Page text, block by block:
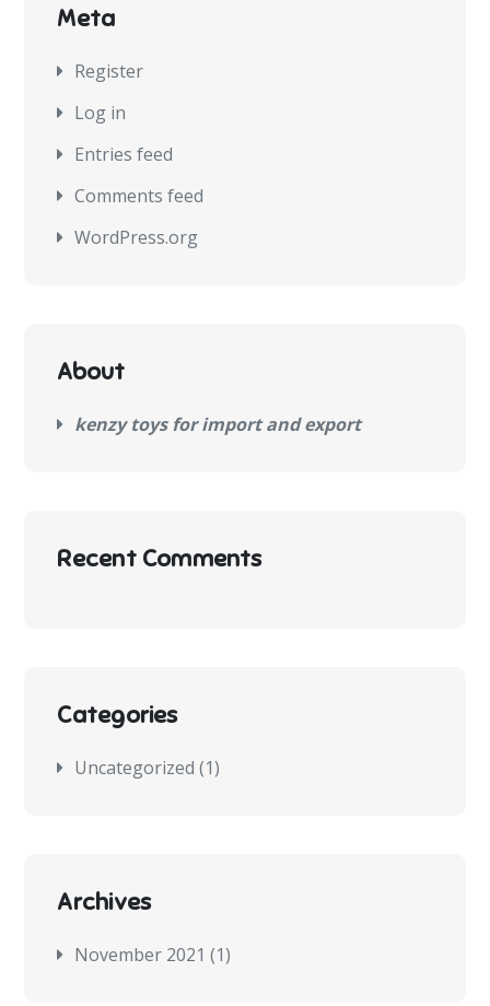
Meta
Register
Log in
Entries feed
Comments feed
WordPress.org
About
kenzy toys for import and export
Recent Comments
Categories
Uncategorized (1)
Archives
November 2021 (1)